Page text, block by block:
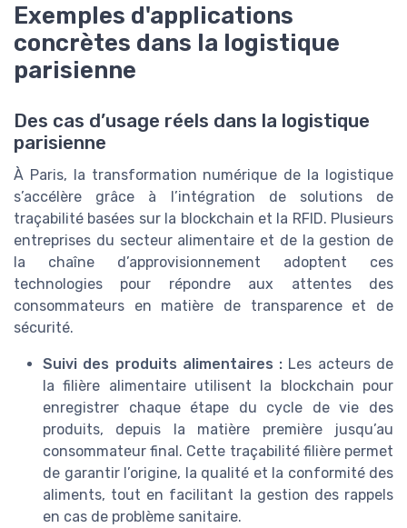
Exemples d'applications
concrètes dans la logistique
parisienne
Des cas d’usage réels dans la logistique
parisienne
À Paris, la transformation numérique de la logistique
s’accélère grâce à l’intégration de solutions de
traçabilité basées sur la blockchain et la RFID. Plusieurs
entreprises du secteur alimentaire et de la gestion de
la chaîne d’approvisionnement adoptent ces
technologies pour répondre aux attentes des
consommateurs en matière de transparence et de
sécurité.
Suivi des produits alimentaires : Les acteurs de
la filière alimentaire utilisent la blockchain pour
enregistrer chaque étape du cycle de vie des
produits, depuis la matière première jusqu’au
consommateur final. Cette traçabilité filière permet
de garantir l’origine, la qualité et la conformité des
aliments, tout en facilitant la gestion des rappels
en cas de problème sanitaire.